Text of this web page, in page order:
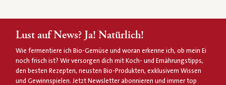
Lust auf News? Ja! Natürlich!
Wie fermentiere ich Bio-Gemüse und woran erkenne ich, ob mein Ei
noch frisch ist? Wir versorgen dich mit Koch- und Ernährungstipps,
den besten Rezepten, neusten Bio-Produkten, exklusivem Wissen
und Gewinnspielen. Jetzt Newsletter abonnieren und immer top